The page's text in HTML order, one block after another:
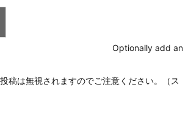
Optionally add an
稿は無視されますのでご注意ください。（ス